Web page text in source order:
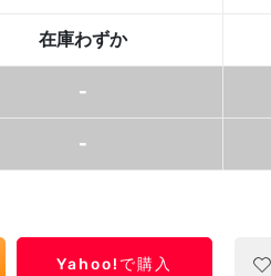
在庫わずか
-
-
Yahoo!で購入